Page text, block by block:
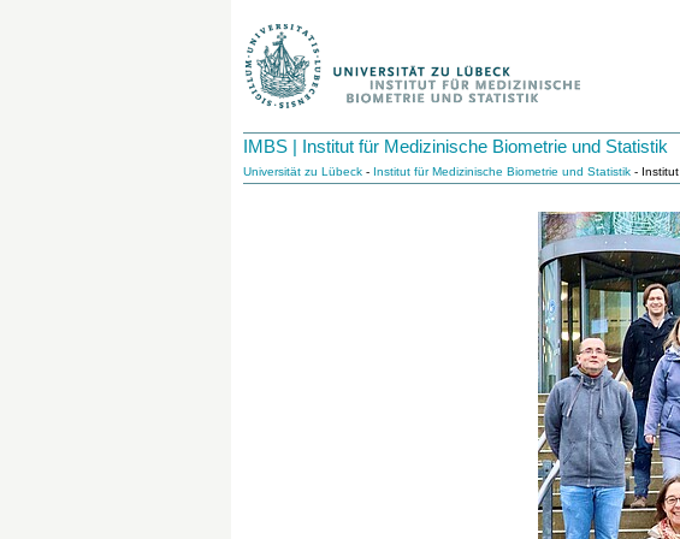
IMBS | Institut für Medizinische Biometrie und Statistik
Universität zu Lübeck - Institut für Medizinische Biometrie und Statistik - Institut